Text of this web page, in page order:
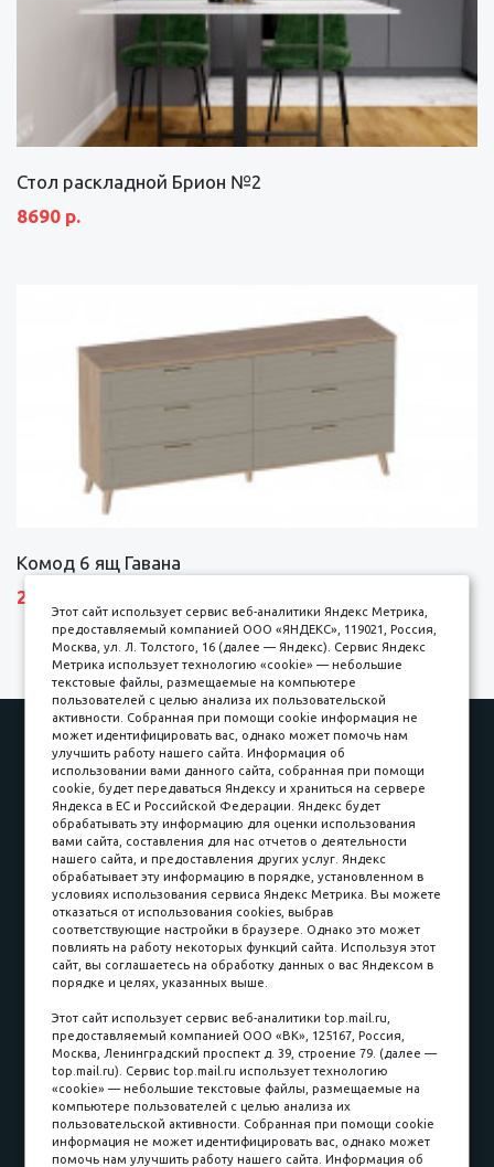
Стол раскладной Брион №2
8690 р.
Комод 6 ящ Гавана
27690 р.
Наши работы
Оплата
Доставка и сборка
Гарантии
Карьера в компании
Контакты
Принимаем к оплате
Наличные
пл. Соляная, 6, стр. 16
8 (3822) 60-70-30
8 (3822) 50-39-09
8 (3822) 22-77-68
Этот сайт использует сервис веб-аналитики Яндекс Метрика,
предоставляемый компанией ООО «ЯНДЕКС», 119021, Россия,
Москва, ул. Л. Толстого, 16 (далее — Яндекс). Сервис Яндекс
Метрика использует технологию «cookie» — небольшие
текстовые файлы, размещаемые на компьютере
пользователей с целью анализа их пользовательской
активности. Собранная при помощи cookie информация не
может идентифицировать вас, однако может помочь нам
улучшить работу нашего сайта. Информация об
использовании вами данного сайта, собранная при помощи
cookie, будет передаваться Яндексу и храниться на сервере
Яндекса в ЕС и Российской Федерации. Яндекс будет
обрабатывать эту информацию для оценки использования
вами сайта, составления для нас отчетов о деятельности
нашего сайта, и предоставления других услуг. Яндекс
обрабатывает эту информацию в порядке, установленном в
условиях использования сервиса Яндекс Метрика. Вы можете
отказаться от использования cookies, выбрав
соответствующие настройки в браузере. Однако это может
повлиять на работу некоторых функций сайта. Используя этот
сайт, вы соглашаетесь на обработку данных о вас Яндексом в
порядке и целях, указанных выше.
Этот сайт использует сервис веб-аналитики top.mail.ru,
предоставляемый компанией ООО «ВК», 125167, Россия,
Москва, Ленинградский проспект д. 39, строение 79. (далее —
top.mail.ru). Сервис top.mail.ru использует технологию
«cookie» — небольшие текстовые файлы, размещаемые на
компьютере пользователей с целью анализа их
пользовательской активности. Собранная при помощи cookie
информация не может идентифицировать вас, однако может
помочь нам улучшить работу нашего сайта. Информация об